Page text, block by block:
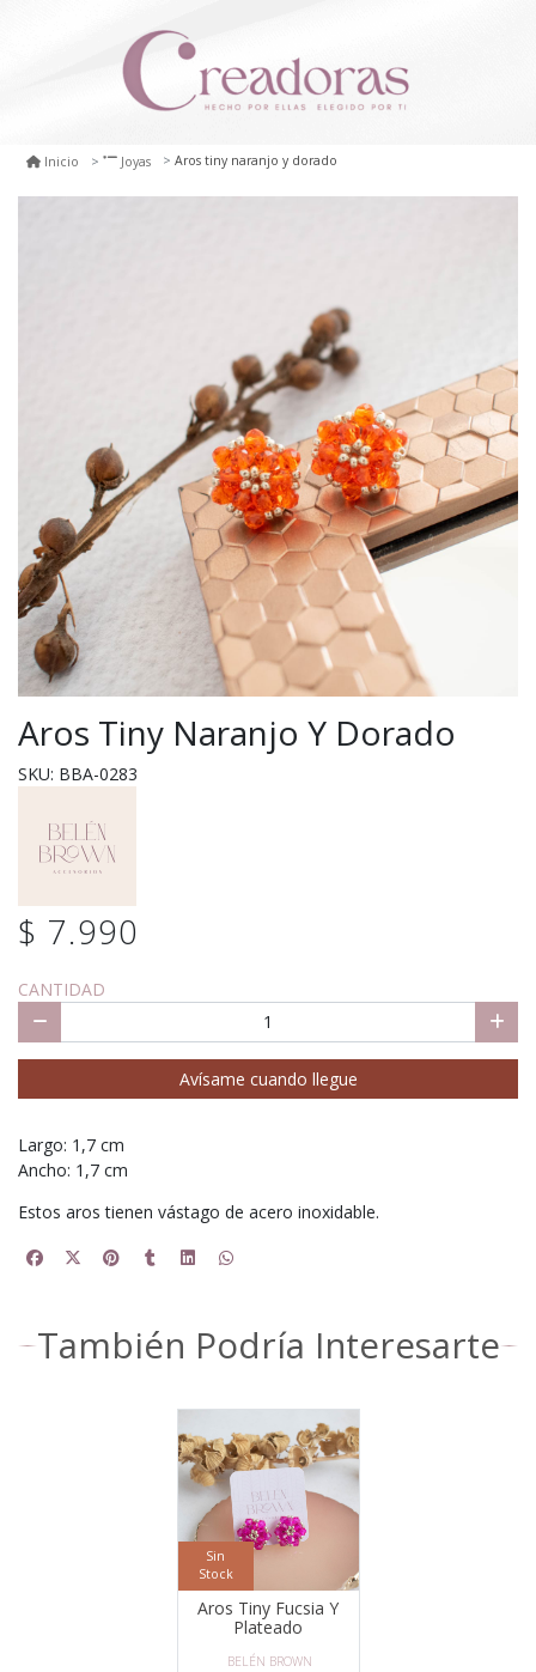
Inicio Joyas Aros tiny naranjo y dorado
Aros Tiny Naranjo Y Dorado
SKU: BBA-0283
$ 7.990
CANTIDAD
Avísame cuando llegue
Largo: 1,7 cm
Ancho: 1,7 cm
Estos aros tienen vástago de acero inoxidable.
También Podría Interesarte
Sin
Stock
Aros Tiny Fucsia Y
Plateado
BELÉN BROWN